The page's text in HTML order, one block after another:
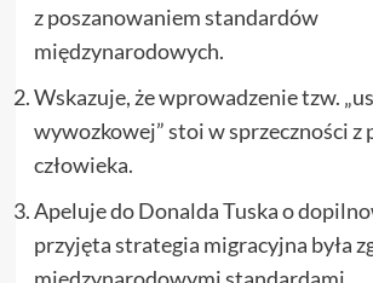
z poszanowaniem standardów
międzynarodowych.
Wskazuje, że wprowadzenie tzw.
wywozkowej” stoi w sprzeczności z
człowieka.
Apeluje do Donalda Tuska o
przyjęta strategia migracyjna była
międzynarodowymi standardami.